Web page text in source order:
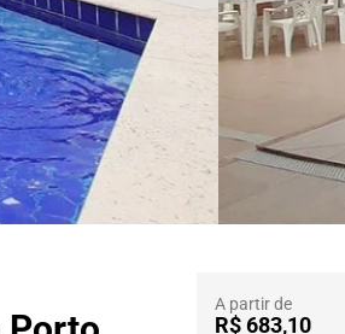
A partir de
R$ 683,10